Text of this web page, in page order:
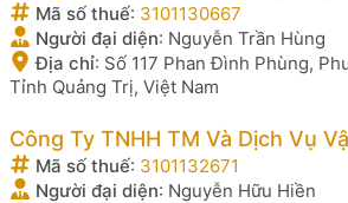
Mã số thuế: 3101130667
Người đại diện: Nguyễn Trần Hùng
Địa chỉ: Số 117 Phan Đình Phùng,
Tỉnh Quảng Trị, Việt Nam
Công Ty TNHH TM Và Dịch Vụ
Mã số thuế: 3101132671
Người đại diện: Nguyễn Hữu Hiền